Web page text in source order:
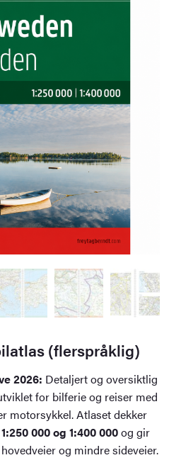
(flerspråklig)
2026: Detaljert og oversiktlig
for bilferie og reiser med
motorsykkel. Atlaset dekker
1:250 000 og 1:400 000og gir
og mindre sideveier.